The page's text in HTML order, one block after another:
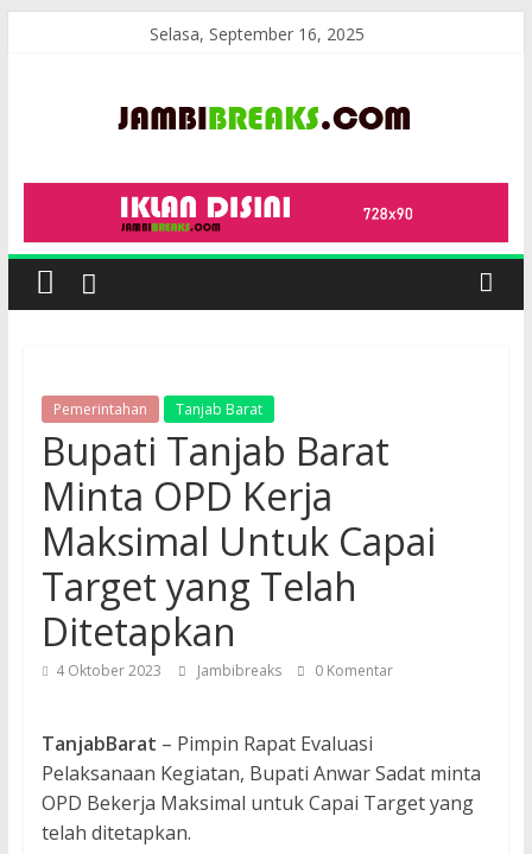
Selasa, September 16, 2025
JambiBreaks
Pemerintahan Tanjab Barat
Bupati Tanjab Barat
Minta OPD Kerja
Maksimal Untuk Capai
Target yang Telah
Ditetapkan
4 Oktober 2023 Jambibreaks 0 Komentar
TanjabBarat – Pimpin Rapat Evaluasi
Pelaksanaan Kegiatan, Bupati Anwar Sadat minta
OPD Bekerja Maksimal untuk Capai Target yang
telah ditetapkan.